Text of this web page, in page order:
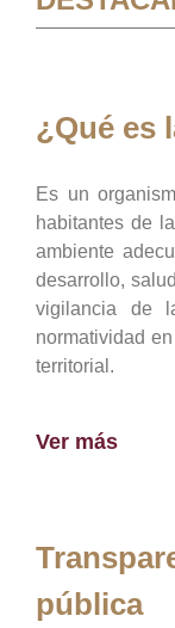
¿Qué es
Es un
habitantes de
ambiente
desarrollo,
vigilancia de
normatividad
territorial.
Ver más
pública